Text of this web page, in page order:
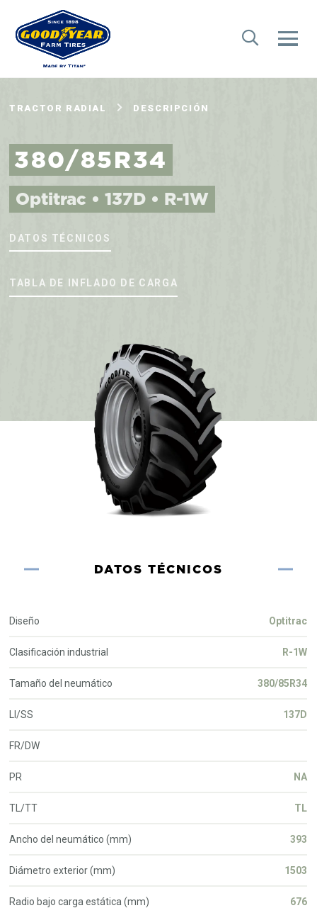
TRACTOR RADIAL DESCRIPCIÓN
380/85R34
Optitrac • 137D • R-1W
DATOS TÉCNICOS
TABLA DE INFLADO DE CARGA
DATOS TÉCNICOS
Diseño Optitrac
Clasificación industrial R-1W
Tamaño del neumático 380/85R34
LI/SS 137D
FR/DW
PR NA
TL/TT TL
Ancho del neumático (mm) 393
Diámetro exterior (mm) 1503
Radio bajo carga estática (mm) 676